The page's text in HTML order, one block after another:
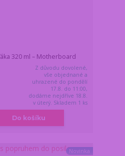
320 ml – Motherboard
Z důvodu dovolené,
vše objednané a
uhrazené do pondělí
17.8. do 11:00,
dodáme nejdříve 18.8.
v úterý. Skladem 1 ks
Do košíku
Novinka